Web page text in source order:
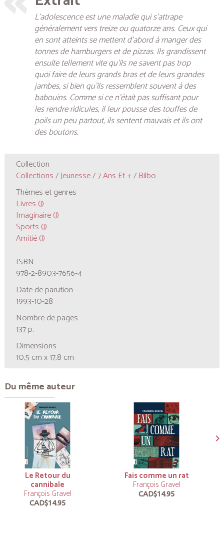
L’adolescence est une maladie qui s’attrape
généralement vers treize ou quatorze ans. Ceux qui
en sont atteints se mettent d’abord à manger des
tonnes de hamburgers et de pizzas. Ils grandissent
ensuite tellement vite qu’ils ne savent pas trop
quoi faire de leurs grands bras et de leurs grandes
jambes, si bien qu’ils ressemblent souvent à des
babouins. Comme si ce n’était pas suffisant pour
les rendre ridicules, il leur pousse des touffes de
poils un peu partout, ils sentent mauvais et ils ont
des boutons.
Collection
Collections/Jeunesse/7 Ans Et +/ Bilbo
Thèmes et genres
Livres (J)
Imaginaire (J)
Sports (J)
Amitié (J)
ISBN
978-2-8903-7656-4
Date de parution
1993-10-28
Nombre de pages
137 p.
Dimensions
10,5 cm x 17,8 cm
Du même auteur
Le Retour du
cannibale
François Gravel
CAD$14.95
Fais comme un rat
François Gravel
CAD$14.95